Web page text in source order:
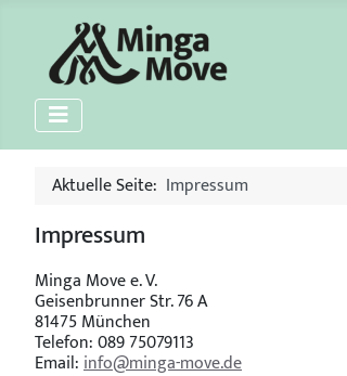
Aktuelle Seite: Impressum
Impressum
Minga Move e. V.
Geisenbrunner Str. 76 A
81475 München
Telefon: 089 75079113
Email:info@minga-move.de